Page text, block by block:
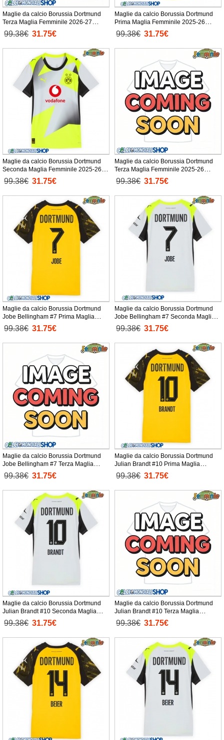
Maglie da calcio Borussia Dortmund
Terza Maglia Femminile 2026-27
Manica Corta
99.38€ 31.75€
Maglie da calcio Borussia Dortmund
Prima Maglia Femminile 2025-26
Manica Corta
99.38€ 31.75€
Maglie da calcio Borussia Dortmund
Seconda Maglia Femminile 2025-26
Manica Corta
99.38€ 31.75€
Maglie da calcio Borussia Dortmund
Terza Maglia Femminile 2025-26
Manica Corta
99.38€ 31.75€
Maglie da calcio Borussia Dortmund
Jobe Bellingham #7 Prima Maglia
Femminile 2025-26 Manica Corta
99.38€ 31.75€
Maglie da calcio Borussia Dortmund
Jobe Bellingham #7 Seconda Maglia
Femminile 2025-26 Manica Corta
99.38€ 31.75€
Maglie da calcio Borussia Dortmund
Jobe Bellingham #7 Terza Maglia
Femminile 2025-26 Manica Corta
99.38€ 31.75€
Maglie da calcio Borussia Dortmund
Julian Brandt #10 Prima Maglia
Femminile 2025-26 Manica Corta
99.38€ 31.75€
Maglie da calcio Borussia Dortmund
Julian Brandt #10 Seconda Maglia
Femminile 2025-26 Manica Corta
99.38€ 31.75€
Maglie da calcio Borussia Dortmund
Julian Brandt #10 Terza Maglia
Femminile 2025-26 Manica Corta
99.38€ 31.75€